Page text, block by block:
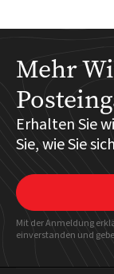
Mehr
Erhalten Sie
Sie, wie Sie
Mit der Anmeldung
einverstanden und